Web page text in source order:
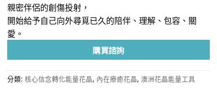
親密伴侶的創傷投射，
開始給予自己向外尋覓已久的陪伴、理解、包容、關
愛。
購買諮詢
分類: 核心信念轉化能量花晶, 內在療癒花晶, 澳洲花晶能量工具